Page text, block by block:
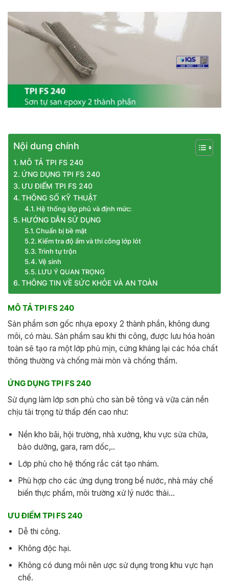
Nội dung chính
MÔ TẢ TPI FS 240
ỨNG DỤNG TPI FS 240
ƯU ĐIỂM TPI FS 240
THÔNG SỐ KỸ THUẬT
Hệ thống lớp phủ và định mức:
HƯỚNG DẪN SỬ DỤNG
Chuẩn bị bề mặt
Kiểm tra độ ẩm và thi công lớp lót
Trình tự trộn
Vệ sinh
LƯU Ý QUAN TRỌNG
THÔNG TIN VỀ SỨC KHỎE VÀ AN TOÀN
MÔ TẢ TPI FS 240
Sản phẩm sơn gốc nhựa epoxy 2 thành phần, không dung
môi, có màu. Sản phẩm sau khi thi công, được lưu hóa hoàn
toàn sẽ tạo ra một lớp phủ mịn, cứng kháng lại các hóa chất
thông thường và chống mài mòn và chống thấm.
ỨNG DỤNG TPI FS 240
Sử dụng làm lớp sơn phủ cho sàn bê tông và vữa cán nền
chịu tải trọng từ thấp đến cao như:
Nền kho bãi, hội trường, nhà xưởng, khu vực sửa chữa,
bảo dưỡng, gara, ram dốc,..
Lớp phủ cho hệ thống rắc cát tạo nhám.
Phù hợp cho các ứng dụng trong bể nước, nhà máy chế
biến thực phẩm, môi trường xử lý nước thải…
ƯU ĐIỂM TPI FS 240
Dễ thi công.
Không độc hại.
Không có dung môi nên ược sử dụng trong khu vực hạn
chế.